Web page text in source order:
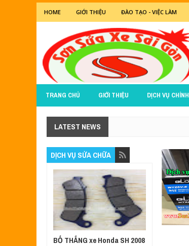
HOME GIỚI THIỆU ĐÀO TẠO - VIỆC LÀM
TRANG CHỦ GIỚI THIỆU DỊCH VỤ CHÍNH
LATEST NEWS
DỊCH VỤ SỬA CHỮA
BỐ THẮNG xe Honda SH 2008